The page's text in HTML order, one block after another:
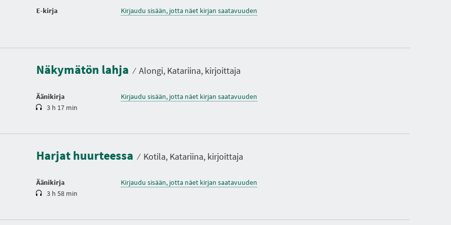
E-kirja Kirjaudu sisään, jotta näet kirjan saatavuuden
Näkymätön lahja ⁄ Alongi, Katariina, kirjoittaja
Äänikirja
s
o
3 h 17 min
Kirjaudu sisään, jotta näet kirjan saatavuuden
Harjat huurteessa ⁄ Kotila, Katariina, kirjoittaja
Äänikirja
s
o
3 h 58 min
Kirjaudu sisään, jotta näet kirjan saatavuuden
s